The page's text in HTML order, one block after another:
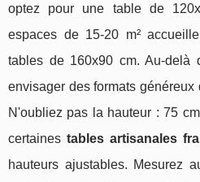
optez pour une table de
espaces de 15-20 m²
tables de 160x90 cm. Au-delà
envisager des formats
N'oubliez pas la hauteur : 75
certainestables artisanales
hauteurs ajustables. Mesurez